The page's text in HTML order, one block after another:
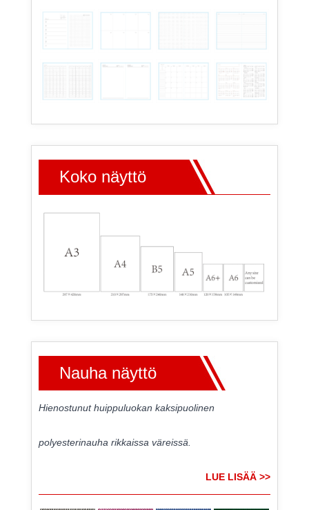
Koko näyttö
Nauha näyttö
Hienostunut huippuluokan kaksipuolinen
polyesterinauha rikkaissa väreissä.
LUE LISÄÄ >>